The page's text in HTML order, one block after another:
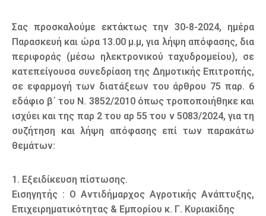
Σας προσκαλούμε εκτάκτως την 30-8-2024, ημέρα
Παρασκευή και ώρα 13.00 μ.μ, για λήψη απόφασης, δια
περιφοράς (μέσω ηλεκτρονικού ταχυδρομείου), σε
κατεπείγουσα συνεδρίαση της Δημοτικής Επιτροπής,
σε εφαρμογή των διατάξεων του άρθρου 75 παρ. 6
εδάφιο β΄ του Ν. 3852/2010 όπως τροποποιήθηκε και
ισχύει και της παρ 2 του αρ 55 του ν 5083/2024, για τη
συζήτηση και λήψη απόφασης επί των παρακάτω
θεμάτων:
1. Εξειδίκευση πίστωσης.
Εισηγητής : Ο Αντιδήμαρχος Αγροτικής Ανάπτυξης,
Επιχειρηματικότητας & Εμπορίου κ. Γ. Κυριακίδης